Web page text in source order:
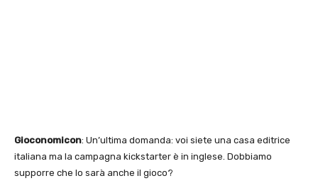
Gioconomicon: Un’ultima domanda: voi siete una casa editrice
italiana ma la campagna kickstarter è in inglese. Dobbiamo
supporre che lo sarà anche il gioco?